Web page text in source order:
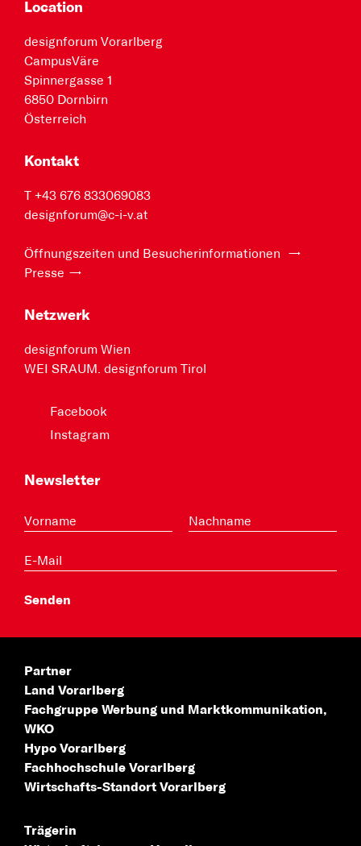
Location
designforum Vorarlberg
CampusVäre
Spinnergasse 1
6850 Dornbirn
Österreich
Kontakt
T +43 676 833069083
designforum@c-i-v.at
Öffnungszeiten und Besucherinformationen
Presse
Netzwerk
designforum Wien
WEI SRAUM. designforum Tirol
Facebook
Instagram
Newsletter
Partner
Land Vorarlberg
Fachgruppe Werbung und Marktkommunikation,
WKO
Hypo Vorarlberg
Fachhochschule Vorarlberg
Wirtschafts-Standort Vorarlberg
Trägerin